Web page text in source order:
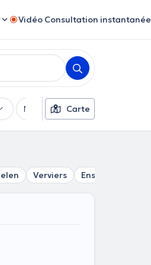
Vidéo Consultation instantanée
Moyens de paiement
Carte
Verviers Ensival